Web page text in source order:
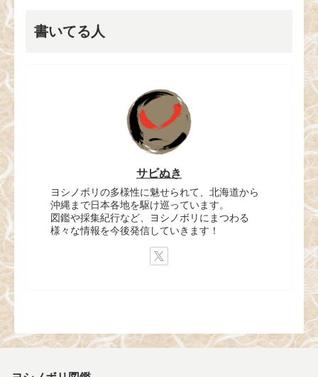
書いてる人
サビぬき
ヨシノボリの多様性に魅せられて、北海道から
沖縄まで日本各地を駆け巡っています。
図鑑や採集紀行など、ヨシノボリにまつわる
様々な情報を今後発信していきます！